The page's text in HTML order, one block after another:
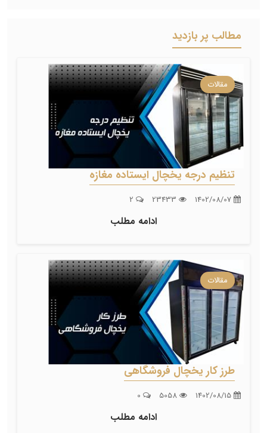
مطالب پر بازدید
مقالات
تنظیم درجه یخچال ایستاده مغازه
ادامه مطلب
مقالات
طرز کار یخچال فروشگاهی
ادامه مطلب